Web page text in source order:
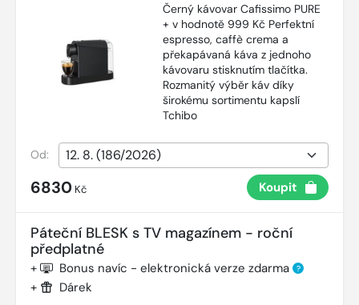
Černý kávovar Cafissimo PURE
+ v hodnotě 999 Kč Perfektní
espresso, caffè crema a
překapávaná káva z jednoho
kávovaru stisknutím tlačítka.
Rozmanitý výběr káv díky
širokému sortimentu kapslí
Tchibo
Od:
6830 Kč Koupit
Páteční BLESK s TV magazínem - roční
předplatné
+ Bonus navíc - elektronická verze zdarma ?
+ Dárek